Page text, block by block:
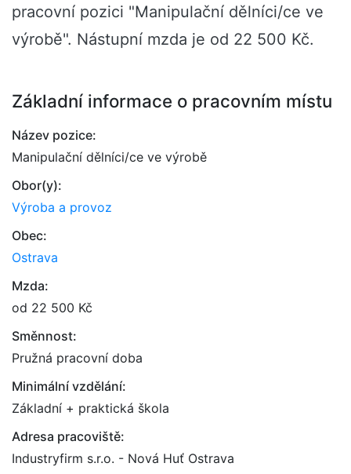
pracovní pozici "Manipulační dělníci/ce ve
výrobě". Nástupní mzda je od 22 500 Kč.
Základní informace o pracovním místu
Název pozice:
Manipulační dělníci/ce ve výrobě
Obor(y):
Výroba a provoz
Obec:
Ostrava
Mzda:
od 22 500 Kč
Směnnost:
Pružná pracovní doba
Minimální vzdělání:
Základní + praktická škola
Adresa pracoviště:
Industryfirm s.r.o. - Nová Huť Ostrava